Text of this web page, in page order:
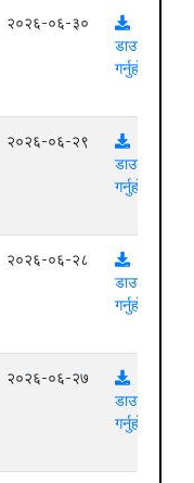
२०२६-०६-३०
डाउनलोड
गर्नुहोस्
२०२६-०६-२९
डाउनलोड
गर्नुहोस्
२०२६-०६-२८
डाउनलोड
गर्नुहोस्
२०२६-०६-२७
डाउनलोड
गर्नुहोस्